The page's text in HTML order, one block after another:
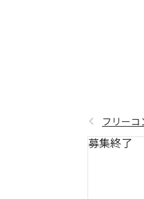
フリー
募集終了